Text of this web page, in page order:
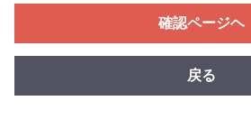
確認ページヘ
戻る